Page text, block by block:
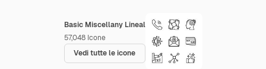
Basic Miscellany Lineal
57,048 Icone
Vedi tutte le icone